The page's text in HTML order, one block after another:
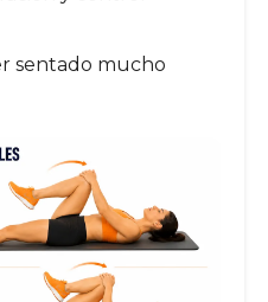
sentado mucho